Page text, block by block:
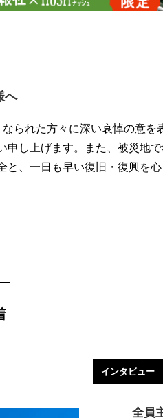
へ
られた方々に深い哀悼の意
し上げます。また、被災地
、一日も早い復旧・復興を心
インタビュー
全員